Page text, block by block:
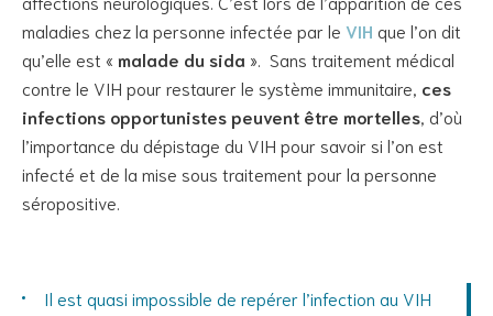
maladies chez la personne infectée par le VIH que l’on dit
qu’elle est « malade du sida ». Sans traitement médical
contre le VIH pour restaurer le système immunitaire, ces
infections opportunistes peuvent être mortelles, d’où
l’importance du dépistage du VIH pour savoir si l’on est
infecté et de la mise sous traitement pour la personne
séropositive.
Il est quasi impossible de repérer l’infection au VIH